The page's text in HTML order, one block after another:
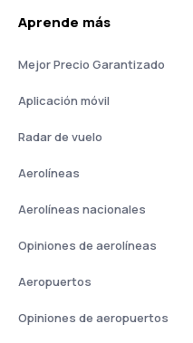
Aprende más
Mejor Precio Garantizado
Aplicación móvil
Radar de vuelo
Aerolíneas
Aerolíneas nacionales
Opiniones de aerolíneas
Aeropuertos
Opiniones de aeropuertos